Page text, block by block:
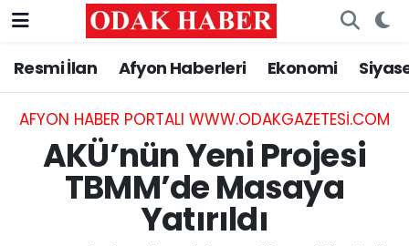
Resmi İlan Afyon Haberleri Ekonomi
AFYON HABER PORTALI WWW.ODAKGAZETESI.COM
AKÜ’nün Yeni Projesi
TBMM’de Masaya
Yatırıldı
AFYONKARAHİSAR HABERLERİ
Resmi İlan
ASAYİŞ
Nöbetçi Eczaneler
Hava Durumu
Trafik Durumu
Süper Lig Puan Durumu ve Fikstür